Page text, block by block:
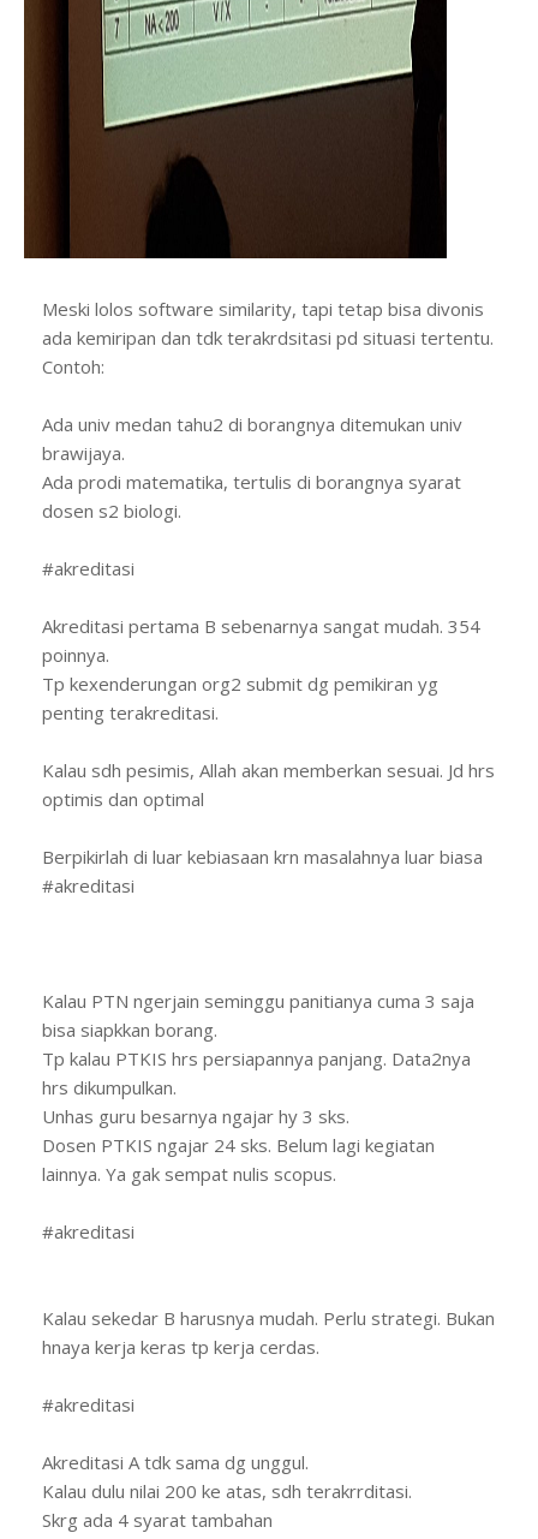
Meski lolos software similarity, tapi tetap bisa divonis
ada kemiripan dan tdk terakrdsitasi pd situasi tertentu.
Contoh:
Ada univ medan tahu2 di borangnya ditemukan univ
brawijaya.
Ada prodi matematika, tertulis di borangnya syarat
dosen s2 biologi.
#akreditasi
Akreditasi pertama B sebenarnya sangat mudah. 354
poinnya.
Tp kexenderungan org2 submit dg pemikiran yg
penting terakreditasi.
Kalau sdh pesimis, Allah akan memberkan sesuai. Jd hrs
optimis dan optimal
Berpikirlah di luar kebiasaan krn masalahnya luar biasa
#akreditasi
Kalau PTN ngerjain seminggu panitianya cuma 3 saja
bisa siapkkan borang.
Tp kalau PTKIS hrs persiapannya panjang. Data2nya
hrs dikumpulkan.
Unhas guru besarnya ngajar hy 3 sks.
Dosen PTKIS ngajar 24 sks. Belum lagi kegiatan
lainnya. Ya gak sempat nulis scopus.
#akreditasi
Kalau sekedar B harusnya mudah. Perlu strategi. Bukan
hnaya kerja keras tp kerja cerdas.
#akreditasi
Akreditasi A tdk sama dg unggul.
Kalau dulu nilai 200 ke atas, sdh terakrrditasi.
Skrg ada 4 syarat tambahan